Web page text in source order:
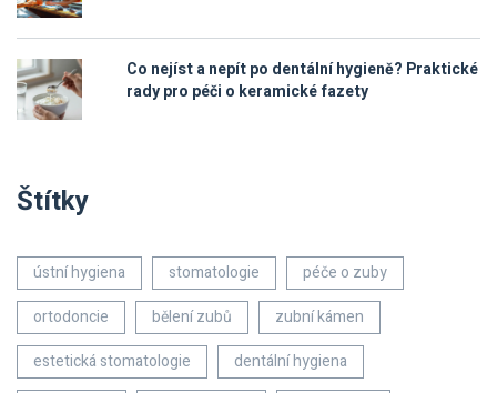
Co nejíst a nepít po dentální hygieně? Praktické
rady pro péči o keramické fazety
Štítky
ústní hygiena stomatologie
péče o zuby
ortodoncie
bělení zubů
zubní kámen
estetická stomatologie
dentální hygiena